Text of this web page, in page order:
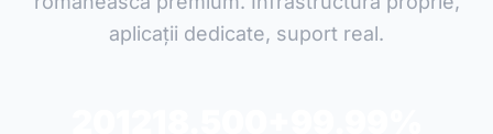
aplicații dedicate, suport real.